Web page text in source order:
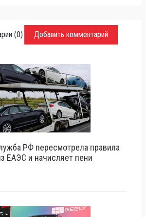
(0) Добавить комментарий
РФ пересмотрела правила
ЕАЭС и начисляет пени